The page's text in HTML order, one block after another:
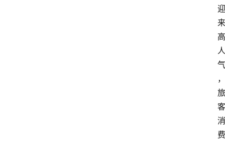
迎
来
高
人
气
，
旅
客
消
费